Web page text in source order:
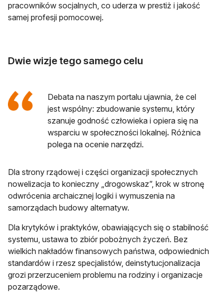
pracowników socjalnych, co uderza w prestiż i jakość
samej profesji pomocowej.
Dwie wizje tego samego celu
Debata na naszym portalu ujawnia, że cel
jest wspólny: zbudowanie systemu, który
szanuje godność człowieka i opiera się na
wsparciu w społeczności lokalnej. Różnica
polega na ocenie narzędzi.
Dla strony rządowej i części organizacji społecznych
nowelizacja to konieczny „drogowskaz”, krok w stronę
odwrócenia archaicznej logiki i wymuszenia na
samorządach budowy alternatyw.
Dla krytyków i praktyków, obawiających się o stabilność
systemu, ustawa to zbiór pobożnych życzeń. Bez
wielkich nakładów finansowych państwa, odpowiednich
standardów i rzesz specjalistów, deinstytucjonalizacja
grozi przerzuceniem problemu na rodziny i organizacje
pozarządowe.